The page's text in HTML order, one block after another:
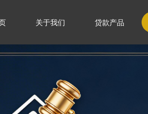
关于我们 贷款产品